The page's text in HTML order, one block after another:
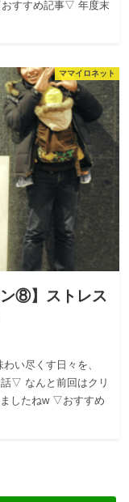
すすめ記事▽ 年度末
ママイロネット
ン⑧】ストレス
い尽くす日々を、
▽ なんと前回はクリ
したねw ▽おすすめ